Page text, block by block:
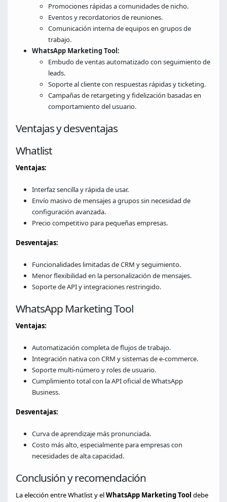
Promociones rápidas a comunidades de nicho.
Eventos y recordatorios de reuniones.
Comunicación interna de equipos en grupos de
trabajo.
WhatsApp Marketing Tool:
Embudo de ventas automatizado con seguimiento de
leads.
Soporte al cliente con respuestas rápidas y ticketing.
Campañas de retargeting y fidelización basadas en
comportamiento del usuario.
Ventajas y desventajas
Whatlist
Ventajas:
Interfaz sencilla y rápida de usar.
Envío masivo de mensajes a grupos sin necesidad de
configuración avanzada.
Precio competitivo para pequeñas empresas.
Desventajas:
Funcionalidades limitadas de CRM y seguimiento.
Menor flexibilidad en la personalización de mensajes.
Soporte de API y integraciones restringido.
WhatsApp Marketing Tool
Ventajas:
Automatización completa de flujos de trabajo.
Integración nativa con CRM y sistemas de e-commerce.
Soporte multi-número y roles de usuario.
Cumplimiento total con la API oficial de WhatsApp
Business.
Desventajas:
Curva de aprendizaje más pronunciada.
Costo más alto, especialmente para empresas con
necesidades de alta capacidad.
Conclusión y recomendación
La elección entre Whatlist y elWhatsApp Marketing Tool debe